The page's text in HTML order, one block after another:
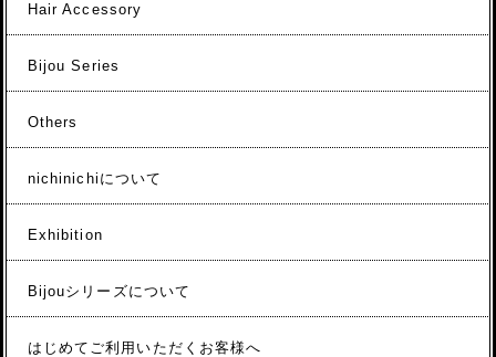
Hair Accessory
Bijou Series
Others
nichinichiについて
Exhibition
Bijouシリーズについて
はじめてご利用いただくお客様へ